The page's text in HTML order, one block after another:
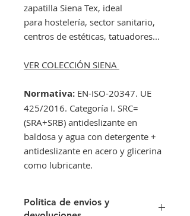
zapatilla Siena Tex, ideal
para hostelería, sector sanitario,
centros de estéticas, tatuadores...
VER COLECCIÓN SIENA
Normativa: EN-ISO-20347. UE
425/2016. Categoría I. SRC=
(SRA+SRB) antideslizante en
baldosa y agua con detergente +
antideslizante en acero y glicerina
como lubricante.
Política de envios y